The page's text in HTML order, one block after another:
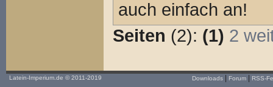
auch einfach an!
Seiten (2): (1) 2
Latein-Imperium.de © 2011-2019 Downloads Forum RSS-